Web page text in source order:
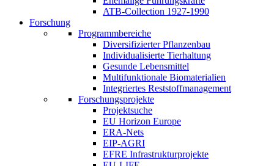
ATB-Collection 1927-1990
Forschung
Programmbereiche
Diversifizierter Pflanzenbau
Individualisierte Tierhaltung
Gesunde Lebensmittel
Multifunktionale Biomaterialien
Integriertes Reststoffmanagement
Forschungsprojekte
Projektsuche
EU Horizon Europe
ERA-Nets
EIP-AGRI
EFRE Infrastrukturprojekte